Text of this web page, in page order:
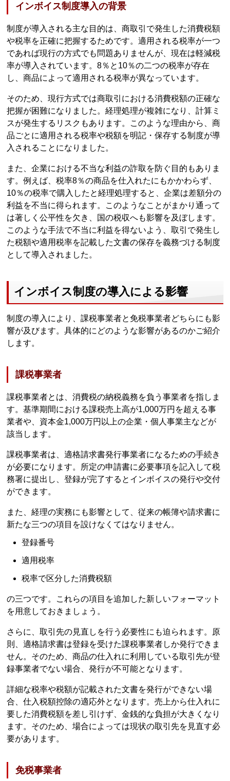
インボイス制度導入の背景
制度が導入される主な目的は、商取引で発生した消費税額
や税率を正確に把握するためです。適用される税率が一つ
であれば現行の方式でも問題ありませんが、現在は軽減税
率が導入されています。8％と10％の二つの税率が存在
し、商品によって適用される税率が異なっています。
そのため、現行方式では商取引における消費税額の正確な
把握が困難になりました。経理処理が複雑になり、計算ミ
スが発生するリスクもあります。このような理由から、商
品ごとに適用される税率や税額を明記・保存する制度が導
入されることになりました。
また、企業における不当な利益の詐取を防ぐ目的もありま
す。例えば、税率8％の商品を仕入れたにもかかわらず、
10％の税率で購入したと経理処理すると、企業は差額分の
利益を不当に得られます。このようなことがまかり通って
は著しく公平性を欠き、国の税収へも影響を及ぼします。
このような手法で不当に利益を得ないよう、取引で発生し
た税額や適用税率を記載した文書の保存を義務づける制度
として導入されました。
インボイス制度の導入による影響
制度の導入により、課税事業者と免税事業者どちらにも影
響が及びます。具体的にどのような影響があるのかご紹介
します。
課税事業者
課税事業者とは、消費税の納税義務を負う事業者を指しま
す。基準期間における課税売上高が1,000万円を超える事
業者や、資本金1,000万円以上の企業・個人事業主などが
該当します。
課税事業者は、適格請求書発行事業者になるための手続き
が必要になります。所定の申請書に必要事項を記入して税
務署に提出し、登録が完了するとインボイスの発行や交付
ができます。
また、経理の実務にも影響として、従来の帳簿や請求書に
新たな三つの項目を設けなくてはなりません。
登録番号
適用税率
税率で区分した消費税額
の三つです。これらの項目を追加した新しいフォーマット
を用意しておきましょう。
さらに、取引先の見直しを行う必要性にも迫られます。原
則、適格請求書は登録を受けた課税事業者しか発行できま
せん。そのため、商品の仕入れに利用している取引先が登
録事業者でない場合、発行が不可能となります。
詳細な税率や税額が記載された文書を発行ができない場
合、仕入税額控除の適応外となります。売上から仕入れに
要した消費税額を差し引けず、金銭的な負担が大きくなり
ます。そのため、場合によっては現状の取引先を見直す必
要があります。
免税事業者